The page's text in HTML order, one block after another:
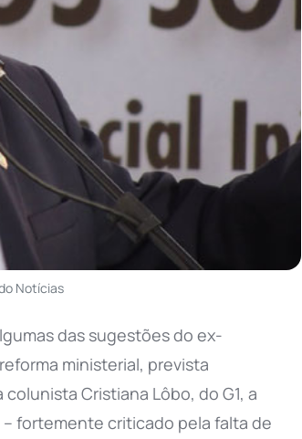
Notícias
das sugestões do ex-
ministerial, prevista
Cristiana Lôbo, do G1, a
fortemente criticado pela falta de